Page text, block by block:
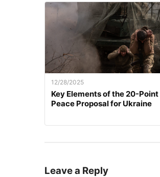
12/28/2025
Key Elements of the 20-Point
Peace Proposal for Ukraine
Leave a Reply